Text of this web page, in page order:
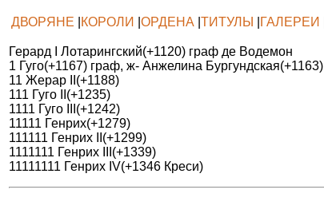
ДВОРЯНЕ КОРОЛИ ОРДЕНА ТИТУЛЫ ГАЛЕРЕИ
Герард I Лотарингский(+1120) граф де Водемон
1 Гуго(+1167) граф, ж- Анжелина Бургундская(+1163)
11 Жерар II(+1188)
111 Гуго II(+1235)
1111 Гуго III(+1242)
11111 Генрих(+1279)
111111 Генрих II(+1299)
1111111 Генрих III(+1339)
11111111 Генрих IV(+1346 Креси)